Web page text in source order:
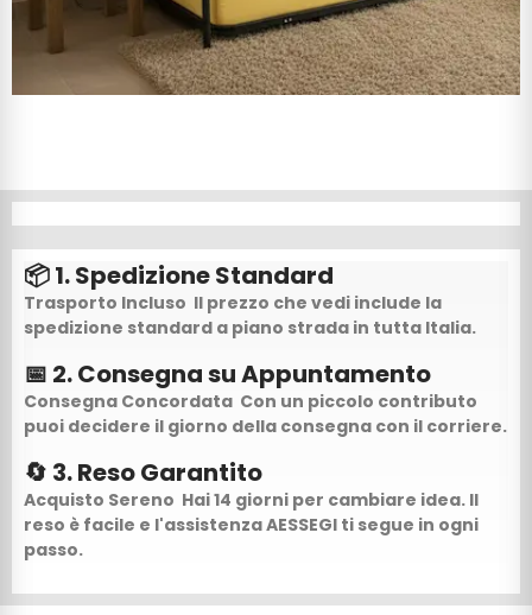
📦 1. Spedizione Standard
Trasporto Incluso Il prezzo che vedi include la
spedizione standard a piano strada in tutta Italia.
📅 2. Consegna su Appuntamento
Consegna Concordata Con un piccolo contributo
puoi decidere il giorno della consegna con il corriere.
🔄 3. Reso Garantito
Acquisto Sereno Hai 14 giorni per cambiare idea. Il
reso è facile e l'assistenza AESSEGI ti segue in ogni
passo.